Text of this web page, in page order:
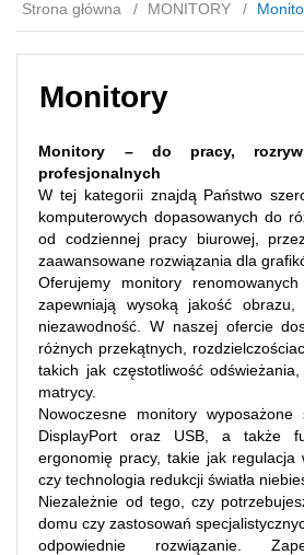
Strona główna MONITORY
Monitory
Monitory – do pracy,
profesjonalnych
W tej kategorii znajdą Państwo
komputerowych dopasowanych do
od codziennej pracy biurowej,
zaawansowane rozwiązania dla
Oferujemy monitory
zapewniają wysoką jakość
niezawodność. W naszej ofercie
różnych przekątnych,
takich jak częstotliwość
matrycy.
Nowoczesne monitory wyposażone
DisplayPort oraz USB, a także
ergonomię pracy, takie jak regulacja
czy technologia redukcji światła
Niezależnie od tego, czy
domu czy zastosowań
odpowiednie rozwiązanie.